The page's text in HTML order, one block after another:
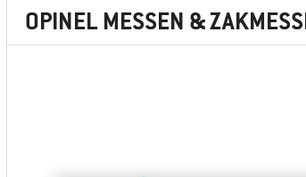
OPINEL MESSEN &